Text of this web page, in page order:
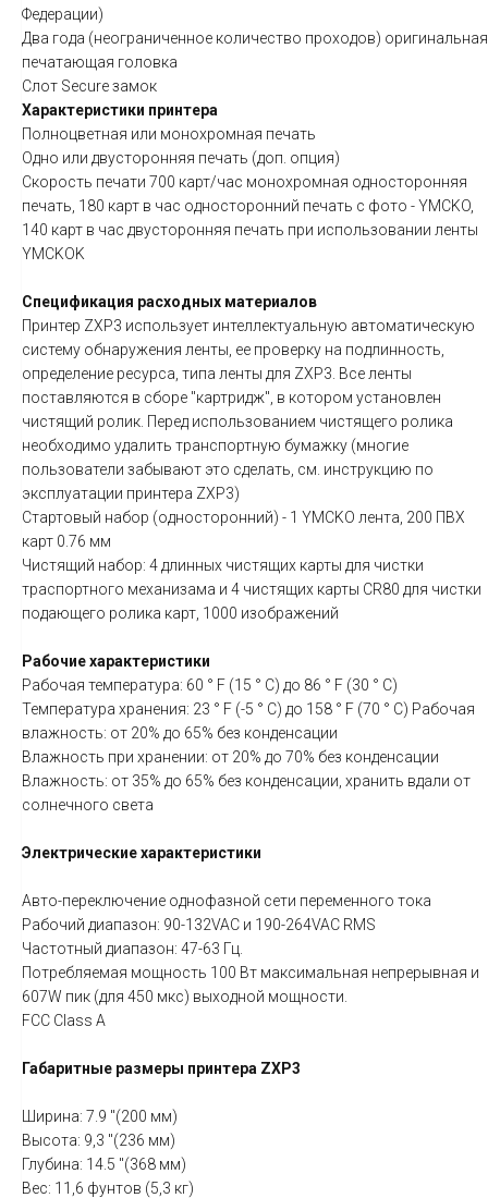
Федерации)
Два года (неограниченное количество проходов) оригинальная
печатающая головка
Слот Secure замок
Характеристики принтера
Полноцветная или монохромная печать
Одно или двусторонняя печать (доп. опция)
Скорость печати 700 карт/час монохромная односторонняя
печать, 180 карт в час односторонний печать с фото - YMCKO,
140 карт в час двусторонняя печать при использовании ленты
YMCKOK
Спецификация расходных материалов
Принтер ZXP3 использует интеллектуальную автоматическую
систему обнаружения ленты, ее проверку на подлинность,
определение ресурса, типа ленты для ZXP3. Все ленты
поставляются в сборе "картридж", в котором установлен
чистящий ролик. Перед использованием чистящего ролика
необходимо удалить транспортную бумажку (многие
пользователи забывают это сделать, см. инструкцию по
эксплуатации принтера ZXP3)
Стартовый набор (односторонний) - 1 YMCKO лента, 200 ПВХ
карт 0.76 мм
Чистящий набор: 4 длинных чистящих карты для чистки
траспортного механизама и 4 чистящих карты CR80 для чистки
подающего ролика карт, 1000 изображений
Рабочие характеристики
Рабочая температура: 60 ° F (15 ° C) до 86 ° F (30 ° C)
Температура хранения: 23 ° F (-5 ° C) до 158 ° F (70 ° C) Рабочая
влажность: от 20% до 65% без конденсации
Влажность при хранении: от 20% до 70% без конденсации
Влажность: от 35% до 65% без конденсации, хранить вдали от
солнечного света
Электрические характеристики
Авто-переключение однофазной сети переменного тока
Рабочий диапазон: 90-132VAC и 190-264VAC RMS
Частотный диапазон: 47-63 Гц.
Потребляемая мощность 100 Вт максимальная непрерывная и
607W пик (для 450 мкс) выходной мощности.
FCC Class A
Габаритные размеры принтера ZXP3
Ширина: 7.9 "(200 мм)
Высота: 9,3 "(236 мм)
Глубина: 14.5 "(368 мм)
Вес: 11,6 фунтов (5,3 кг)